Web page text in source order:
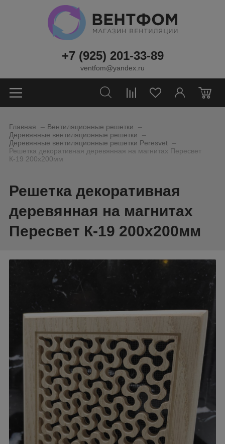
+7 (925) 201-33-89
ventfom@yandex.ru
0
Главная Вентиляционные решетки
Деревянные вентиляционные решетки
Деревянные вентиляционные решетки Peresvet
Решетка декоративная деревянная на магнитах Пересвет
К-19 200х200мм
Решетка декоративная
деревянная на магнитах
Пересвет К-19 200х200мм